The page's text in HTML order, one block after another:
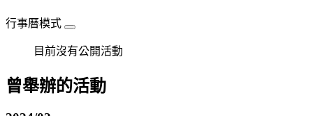
行事曆模式
目前沒有公開活動
曾舉辦的活動